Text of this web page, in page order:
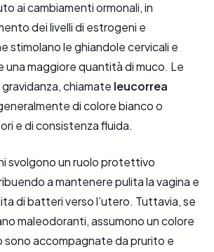
ai cambiamenti ormonali, in
dei livelli di estrogeni e
stimolano le ghiandole cervicali e
una maggiore quantità di muco. Le
chiamate leucorrea
di colore bianco o
e di consistenza fluida.
svolgono un ruolo protettivo
a mantenere pulita la vagina e
di batteri verso l’utero. Tuttavia, se
maleodoranti, assumono un colore
accompagnate da prurito e